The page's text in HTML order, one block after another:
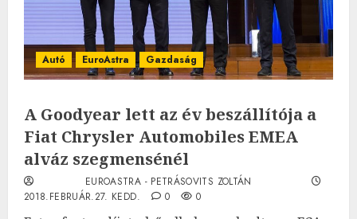
Autó EuroAstra Gazdaság
A Goodyear lett az év beszállítója a
Fiat Chrysler Automobiles EMEA
alváz szegmensénél
EUROASTRA - PETRÁSOVITS ZOLTÁN
2018.FEBRUÁR.27. KEDD.
0 0